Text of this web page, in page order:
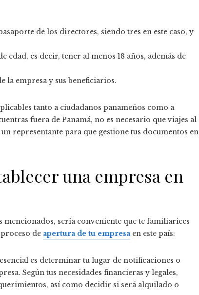
de los directores, siendo tres en este caso, y
es decir, tener al menos 18 años, además de
la empresa y sus beneficiarios.
tanto a ciudadanos panameños como a
fuera de Panamá, no es necesario que viajes al
representante para que gestione tus documentos en
una empresa en
sería conveniente que te familiarices
de apertura de tu empresa en este país:
es determinar tu lugar de notificaciones o
Según tus necesidades financieras y legales,
así como decidir si será alquilado o